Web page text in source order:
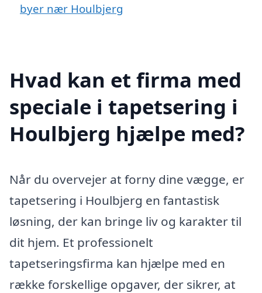
byer nær Houlbjerg
Hvad kan et firma med
speciale i tapetsering i
Houlbjerg hjælpe med?
Når du overvejer at forny dine vægge, er
tapetsering i Houlbjerg en fantastisk
løsning, der kan bringe liv og karakter til
dit hjem. Et professionelt
tapetseringsfirma kan hjælpe med en
række forskellige opgaver, der sikrer, at